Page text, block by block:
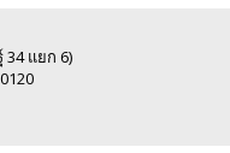
แยก 6)